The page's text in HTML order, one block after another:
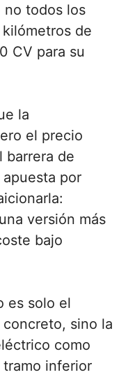
no todos los
de
CV para su
la
el precio
barrera de
por
versión más
bajo
es solo el
sino la
como
inferior